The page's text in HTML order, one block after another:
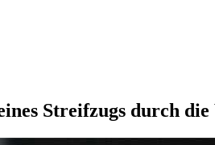
Streifzugs durch die